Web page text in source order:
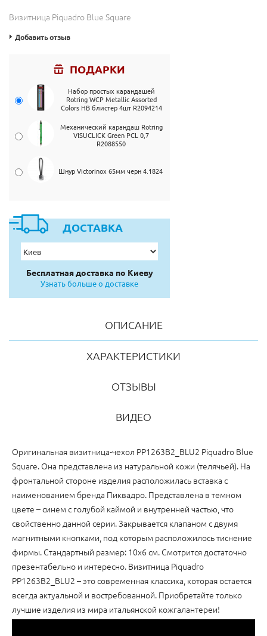
Визитница Piquadro Blue Square
Добавить отзыв
ПОДАРКИ
Набор простых карандашей
Rotring WCP Metallic Assorted
Colors HB блистер 4шт R2094214
Механический карандаш Rotring
VISUCLICK Green PCL 0,7
R2088550
Шнур Victorinox 65мм черн 4.1824
ДОСТАВКА
Бесплатная доставка по Киеву
Узнать больше о доставке
ОПИСАНИЕ
ХАРАКТЕРИСТИКИ
ОТЗЫВЫ
ВИДЕО
Оригинальная визитница-чехол PP1263B2_BLU2 Piquadro Blue
Square. Она представлена из натуральной кожи (телячьей). На
фронтальной стороне изделия расположилась вставка с
наименованием бренда Пиквадро. Представлена в темном
цвете – синем с голубой каймой и внутренней частью, что
свойственно данной серии. Закрывается клапаном с двумя
магнитными кнопками, под которым расположилось тиснение
фирмы. Стандартный размер: 10х6 см. Смотрится достаточно
презентабельно и интересно. Визитница Piquadro
PP1263B2_BLU2 – это современная классика, которая остается
всегда актуальной и востребованной. Приобретайте только
лучшие изделия из мира итальянской кожгалантереи!